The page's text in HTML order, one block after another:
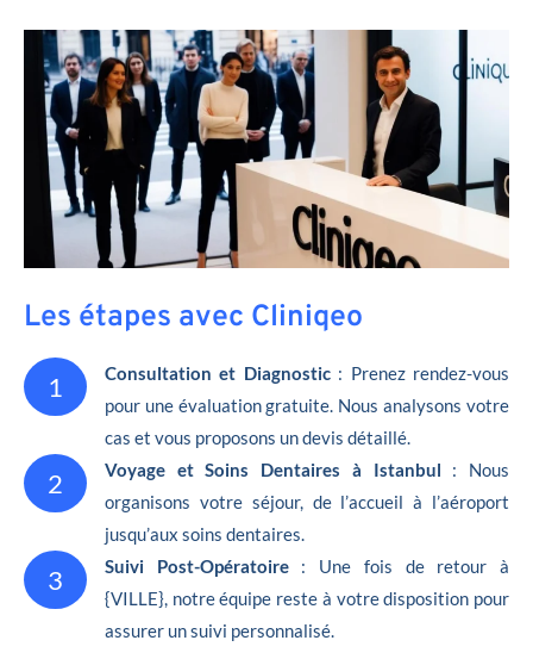
Les étapes avec Cliniqeo
1 Consultation et Diagnostic: Prenez rendez-vous
pour une évaluation gratuite. Nous analysons votre
cas et vous proposons un devis détaillé.
2 Voyage et Soins Dentaires à Istanbul : Nous
organisons votre séjour, de l’accueil à l’aéroport
jusqu’aux soins dentaires.
3 Suivi Post-Opératoire : Une fois de retour à
{VILLE}, notre équipe reste à votre disposition pour
assurer un suivi personnalisé.